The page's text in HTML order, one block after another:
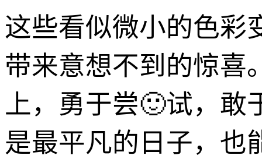
这些看似微小的色彩
带来意想不到的惊喜
上，勇于尝🙂试，敢
是最平凡的日子，也